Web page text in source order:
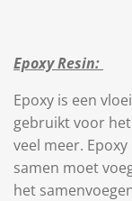
Epoxy Resin:
Epoxy is een
gebruikt voor
veel meer.
samen moet
het